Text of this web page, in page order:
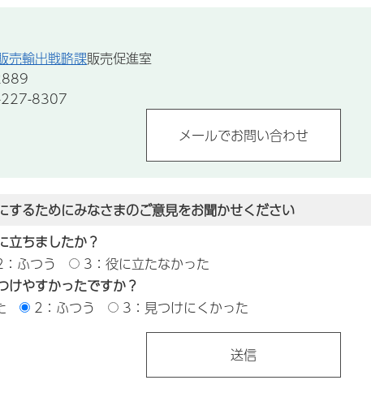
売輸出戦略課販売促進室
227-8307
するためにみなさまのご意見をお聞かせください
立ちましたか？
ふつう
3：役に立たなかった
けやすかったですか？
2：ふつう 3：見つけにくかった